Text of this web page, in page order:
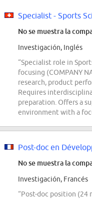
Specialist - Sports
No se muestra la
Investigación, Inglés
“Specialist role in
focusing (COMPANY
research, product
Requires
preparation. Offers a
environment with a
No se muestra la
Investigación, Francés
“Post-doc position (24